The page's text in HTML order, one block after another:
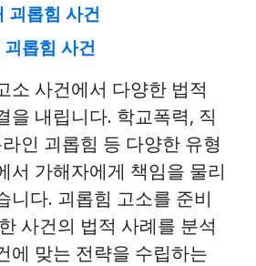
괴롭힘 사건
롭힘 사건
소 사건에서 다양한 법적
을 내립니다. 학교폭력, 직
인 괴롭힘 등 다양한 유형
서 가해자에게 책임을 물리
니다. 괴롭힘 고소를 준비
사건의 법적 사례를 분석
에 맞는 전략을 수립하는